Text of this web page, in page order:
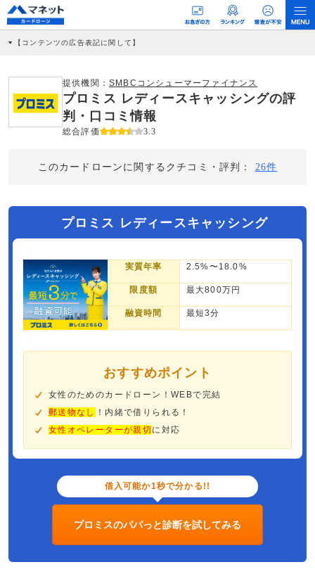
【コンテンツの広告表記に関して】
社に対して企業から紹介報酬が支払われるという収益モデルです。 ただし、特定の
商品を根拠なくPRするものではなく、当編集部の調査／ユーザーへの口コミ収集な
どに基づき、公平性を担保した情報提供を行っています。
>提携企業一覧
提供機関： SMBCコンシューマーファイナンス
プロミス レディースキャッシングの評
判・口コミ情報
総合評価 3.3
このカードローンに関するクチコミ・評判： 26件
プロミス レディースキャッシング
実質年率 2.5%〜18.0%
限度額 最大800万円
融資時間 最短3分
おすすめポイント
女性のためのカードローン！WEBで完結
郵送物なし
！内緒で借りられる！
女性オペレーターが親切 に対応
借入可能か1秒で分かる!!
プロミスのパパっと診断を試してみる